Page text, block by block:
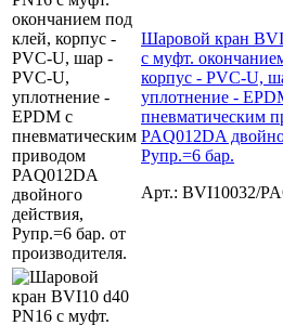
Шаровой кран
с муфт.
корпус - PVC-U,
уплотнение -
пневматическим
PAQ012DA
Рупр.=6 бар.
Арт.: BVI10032/